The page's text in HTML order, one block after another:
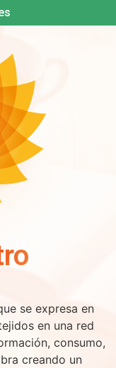
se expresa en
en una red
consumo,
creando un